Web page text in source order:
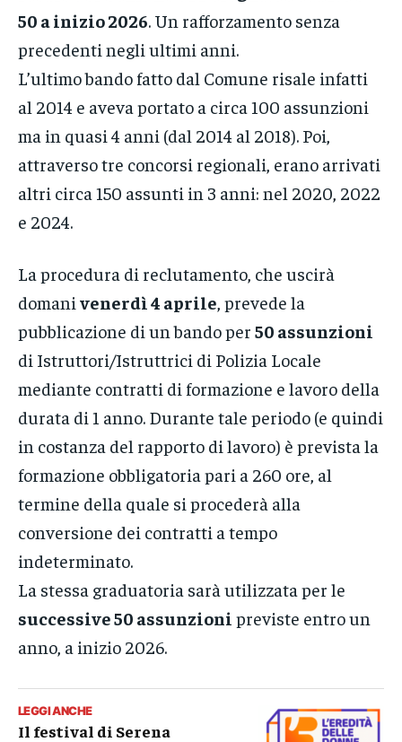
50 a inizio 2026. Un rafforzamento senza
precedenti negli ultimi anni.
L’ultimo bando fatto dal Comune risale infatti
al 2014 e aveva portato a circa 100 assunzioni
ma in quasi 4 anni (dal 2014 al 2018). Poi,
attraverso tre concorsi regionali, erano arrivati
altri circa 150 assunti in 3 anni: nel 2020, 2022
e 2024.
La procedura di reclutamento, che uscirà
domani venerdì 4 aprile , prevede la
pubblicazione di un bando per 50 assunzioni
di Istruttori/Istruttrici di Polizia Locale
mediante contratti di formazione e lavoro della
durata di 1 anno. Durante tale periodo (e quindi
in costanza del rapporto di lavoro) è prevista la
formazione obbligatoria pari a 260 ore, al
termine della quale si procederà alla
conversione dei contratti a tempo
indeterminato.
La stessa graduatoria sarà utilizzata per le
successive 50 assunzioni previste entro un
anno, a inizio 2026.
LEGGI ANCHE
Il festival di Serena